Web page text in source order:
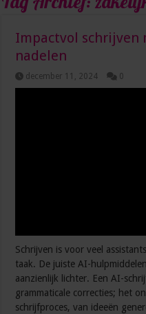
Impactvol schrijven
nadelen
december 11, 2024 0
Schrijven is voor veel
taak. De juiste AI-
aanzienlijk lichter. Een AI-
grammaticale correcties; het
schrijfproces, van ideeën